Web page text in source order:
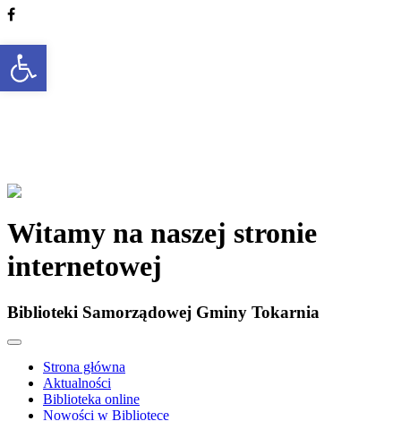
Witamy na naszej stronie
internetowej
Biblioteki Samorządowej Gminy Tokarnia
Strona główna
Aktualności
Biblioteka online
Nowości w Bibliotece
Otwórz pasek narzędzi